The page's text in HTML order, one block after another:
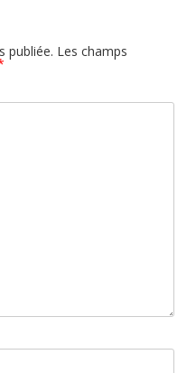
publiée. Les champs